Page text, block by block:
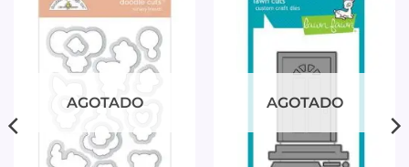
AGOTADO AGOTADO